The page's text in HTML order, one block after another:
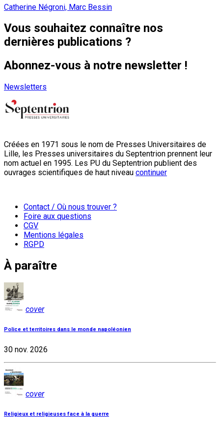
Catherine Négroni, Marc Bessin
Vous souhaitez connaître nos
dernières publications ?
Abonnez-vous à notre newsletter !
Newsletters
Créées en 1971 sous le nom de Presses Universitaires de
Lille, les Presses universitaires du Septentrion prennent leur
nom actuel en 1995. Les PU du Septentrion publient des
ouvrages scientifiques de haut niveau continuer
Contact / Où nous trouver ?
Foire aux questions
CGV
Mentions légales
RGPD
À paraître
cover
Police et territoires dans le monde napoléonien
30 nov. 2026
cover
Religieux et religieuses face à la guerre